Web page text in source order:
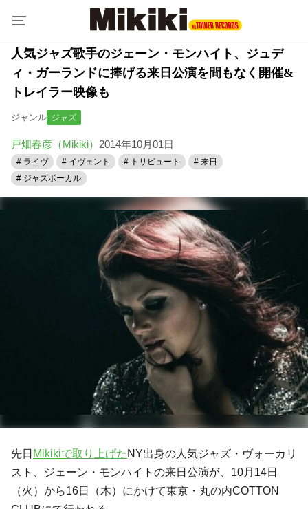
人気ジャズ歌手のジェーン・モンハイト、ジュデ
ィ・ガーランドに捧げる来日公演を間もなく開催&
トレイラー映像も
ジャンル ジャズ
戸畑春彦（Mikiki） 2014年10月01日
# ライヴ # イヴェント # トリビュート
# 来日
# ジャズボーカル
先日 Mikikiで取り上げた NY出身の人気ジャズ・ヴォーカリ
スト、
ジェーン・モンハイト の来日公演が、10月14日
（火）から16日（木）にかけて東京・丸の内COTTON